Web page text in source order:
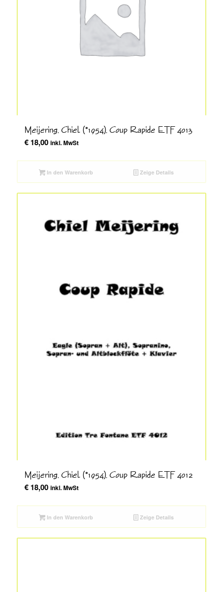
Meijering, Chiel (*1954), Coup Rapide ETF 4013
€18,00 inkl. MwSt
In den Warenkorb Zeige Details
Meijering, Chiel (*1954), Coup Rapide ETF 4012
€18,00 inkl. MwSt
In den Warenkorb Zeige Details